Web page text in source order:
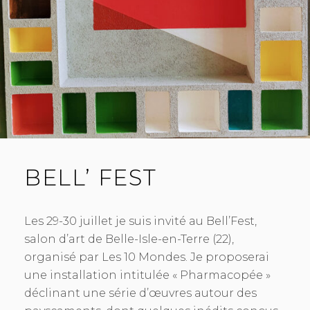
BELL’ FEST
Les 29-30 juillet je suis invité au Bell’Fest,
salon d’art de Belle-Isle-en-Terre (22),
organisé par Les 10 Mondes. Je proposerai
une installation intitulée « Pharmacopée »
déclinant une série d’œuvres autour des